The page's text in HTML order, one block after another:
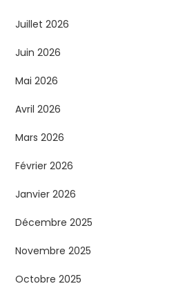
Juillet 2026
Juin 2026
Mai 2026
Avril 2026
Mars 2026
Février 2026
Janvier 2026
Décembre 2025
Novembre 2025
Octobre 2025